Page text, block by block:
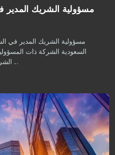
مسؤولية الشريك
مسؤولية الشريك المدير في
السعودية الشركة ذات
الشركاء إلا بقدر حصصهم، ويقسم رأس ...